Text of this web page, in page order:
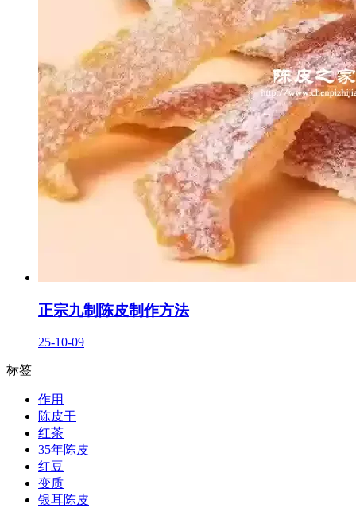
正宗九制陈皮制作方法
25-10-09
标签
作用
陈皮干
红茶
35年陈皮
红豆
变质
银耳陈皮